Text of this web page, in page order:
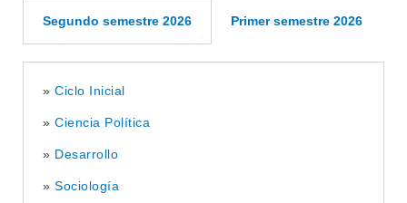
Segundo semestre 2026 Primer semestre 2026
» Ciclo Inicial
» Ciencia Política
» Desarrollo
» Sociología